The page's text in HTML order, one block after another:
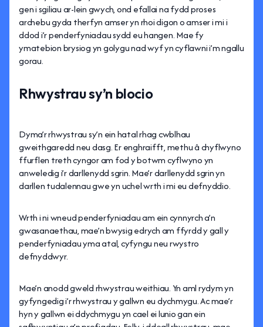
gen i sgiliau ar-lein gwych, ond efallai na fydd proses
archebu gyda therfyn amser yn rhoi digon o amser i mi i
ddod i’r penderfyniadau sydd eu hangen. Mae fy
ymatebion brysiog yn golygu nad wyf yn cyflawni i’m ngallu
gorau.
Rhwystrau sy’n blocio
Dyma’r rhwystrau sy’n ein hatal rhag cwblhau
gweithgaredd neu dasg. Er enghraifft, methu â chyflwyno
ffurflen treth cyngor am fod y botwm cyflwyno yn
anweledig i’r darllenydd sgrin. Mae’r darllenydd sgrin yn
darllen tudalennau gwe yn uchel wrth i mi eu defnyddio.
Wrth i ni wneud penderfyniadau am ein cynnyrch a’n
gwasanaethau, mae’n bwysig edrych am ffyrdd y gall y
penderfyniadau yma atal, cyfyngu neu rwystro
defnyddwyr.
Mae’n anodd gweld rhwystrau weithiau. Yn aml rydym yn
gyfyngedig i’r rhwystrau y gallwn eu dychmygu. Ac mae’r
hyn y gallwn ei ddychmygu yn cael ei lunio gan ein